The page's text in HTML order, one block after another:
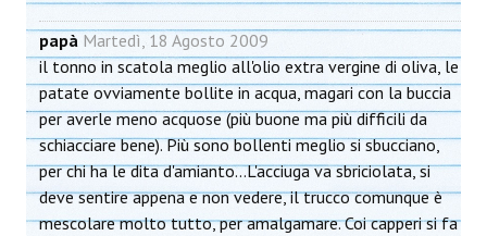
papà Martedì, 18 Agosto 2009
il tonno in scatola meglio all'olio extra vergine di oliva, le
patate ovviamente bollite in acqua, magari con la buccia
per averle meno acquose (più buone ma più difficili da
schiacciare bene). Più sono bollenti meglio si sbucciano,
per chi ha le dita d'amianto...L'acciuga va sbriciolata, si
deve sentire appena e non vedere, il trucco comunque è
mescolare molto tutto, per amalgamare. Coi capperi si fa